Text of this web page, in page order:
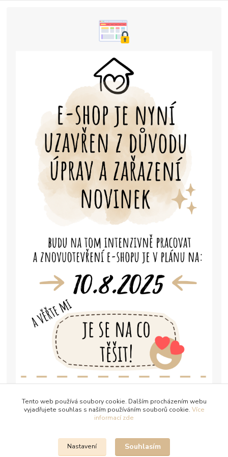
Tento web používá soubory cookie. Dalším procházením webu
vyjadřujete souhlas s naším používáním souborů cookie. Více
informací zde
Nastavení Souhlasím